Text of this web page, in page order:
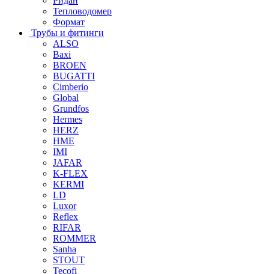
Тепловодомер
Формат
Трубы и фитинги
ALSO
Baxi
BROEN
BUGATTI
Cimberio
Global
Grundfos
Hermes
HERZ
HME
IMI
JAFAR
K-FLEX
KERMI
LD
Luxor
Reflex
RIFAR
ROMMER
Sanha
STOUT
Tecofi